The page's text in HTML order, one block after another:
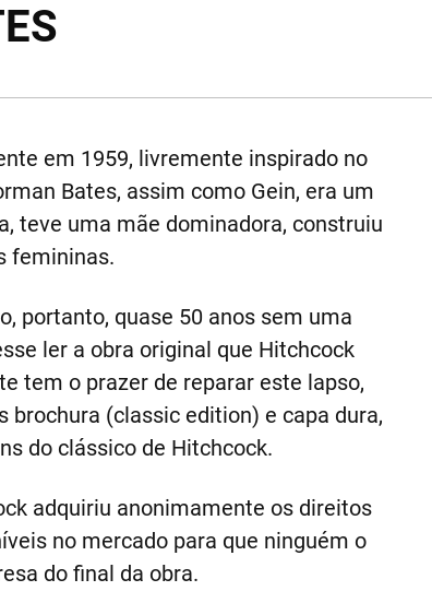
em 1959, livremente inspirado no
Bates, assim como Gein, era um
teve uma mãe dominadora, construiu
femininas.
portanto, quase 50 anos sem uma
ler a obra original que Hitchcock
tem o prazer de reparar este lapso,
brochura (classic edition) e capa dura,
do clássico de Hitchcock.
adquiriu anonimamente os direitos
no mercado para que ninguém o
do final da obra.